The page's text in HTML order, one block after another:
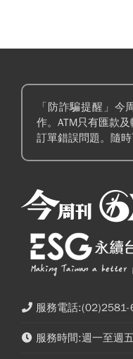
「防詐騙提醒」今
作。ATM只有匯款
訂單錯誤問題。隨
服務電話
服務時間:週一至週